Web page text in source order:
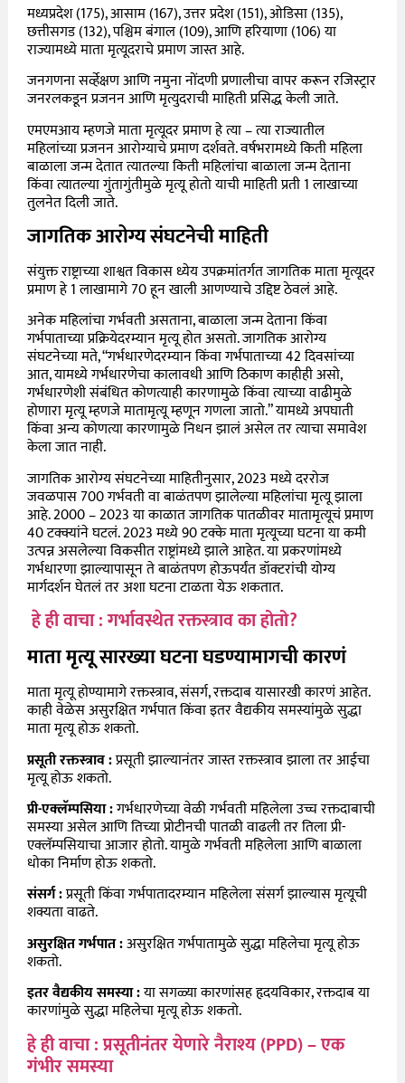
मध्यप्रदेश (175), आसाम (167), उत्तर प्रदेश (151), ओडिसा (135),
छत्तीसगड (132), पश्चिम बंगाल (109), आणि हरियाणा (106) या
राज्यामध्ये माता मृत्यूदराचे प्रमाण जास्त आहे.
जनगणना सर्व्हेक्षण आणि नमुना नोंदणी प्रणालीचा वापर करून रजिस्ट्रार
जनरलकडून प्रजनन आणि मृत्युदराची माहिती प्रसिद्ध केली जाते.
एमएमआय म्हणजे माता मृत्यूदर प्रमाण हे त्या – त्या राज्यातील
महिलांच्या प्रजनन आरोग्याचे प्रमाण दर्शवते. वर्षभरामध्ये किती महिला
बाळाला जन्म देतात त्यातल्या किती महिलांचा बाळाला जन्म देताना
किंवा त्यातल्या गुंतागुंतीमुळे मृत्यू होतो याची माहिती प्रती 1 लाखाच्या
तुलनेत दिली जाते.
जागतिक आरोग्य संघटनेची माहिती
संयुक्त राष्ट्राच्या शाश्वत विकास ध्येय उपक्रमांतर्गत जागतिक माता मृत्यूदर
प्रमाण हे 1 लाखामागे 70 हून खाली आणण्याचे उद्दिष्ट ठेवलं आहे.
अनेक महिलांचा गर्भवती असताना, बाळाला जन्म देताना किंवा
गर्भपाताच्या प्रक्रियेदरम्यान मृत्यू होत असतो. जागतिक आरोग्य
संघटनेच्या मते, “गर्भधारणेदरम्यान किंवा गर्भपाताच्या 42 दिवसांच्या
आत, यामध्ये गर्भधारणेचा कालावधी आणि ठिकाण काहीही असो,
गर्भधारणेशी संबंधित कोणत्याही कारणामुळे किंवा त्याच्या वाढीमुळे
होणारा मृत्यू म्हणजे मातामृत्यू म्हणून गणला जातो.” यामध्ये अपघाती
किंवा अन्य कोणत्या कारणामुळे निधन झालं असेल तर त्याचा समावेश
केला जात नाही.
जागतिक आरोग्य संघटनेच्या माहितीनुसार, 2023 मध्ये दररोज
जवळपास 700 गर्भवती वा बाळंतपण झालेल्या महिलांचा मृत्यू झाला
आहे. 2000 – 2023 या काळात जागतिक पातळीवर मातामृत्यूचं प्रमाण
40 टक्क्यांने घटलं. 2023 मध्ये 90 टक्के माता मृत्यूच्या घटना या कमी
उत्पन्न असलेल्या विकसीत राष्ट्रांमध्ये झाले आहेत. या प्रकरणांमध्ये
गर्भधारणा झाल्यापासून ते बाळंतपण होऊपर्यंत डॉक्टरांची योग्य
मार्गदर्शन घेतलं तर अशा घटना टाळता येऊ शकतात.
हे ही वाचा : गर्भावस्थेत रक्तस्त्राव का होतो?
माता मृत्यू सारख्या घटना घडण्यामागची कारणं
माता मृत्यू होण्यामागे रक्तस्त्राव, संसर्ग, रक्तदाब यासारखी कारणं आहेत.
काही वेळेस असुरक्षित गर्भपात किंवा इतर वैद्यकीय समस्यांमुळे सुद्धा
माता मृत्यू होऊ शकतो.
प्रसूती रक्तस्त्राव :प्रसूती झाल्यानंतर जास्त रक्तस्त्राव झाला तर आईचा
मृत्यू होऊ शकतो.
प्री-एक्लॅम्पसिया :गर्भधारणेच्या वेळी गर्भवती महिलेला उच्च रक्तदाबाची
समस्या असेल आणि तिच्या प्रोटीनची पातळी वाढली तर तिला प्री-
एक्लॅम्पसियाचा आजार होतो. यामुळे गर्भवती महिलेला आणि बाळाला
धोका निर्माण होऊ शकतो.
संसर्ग :प्रसूती किंवा गर्भपातादरम्यान महिलेला संसर्ग झाल्यास मृत्यूची
शक्यता वाढते.
असुरक्षित गर्भपात :असुरक्षित गर्भपातामुळे सुद्धा महिलेचा मृत्यू होऊ
शकतो.
इतर वैद्यकीय समस्या :या सगळ्या कारणांसह हृदयविकार, रक्तदाब या
कारणांमुळे सुद्धा महिलेचा मृत्यू होऊ शकतो.
हे ही वाचा : प्रसूतीनंतर येणारे नैराश्य (PPD) – एक
गंभीर समस्या